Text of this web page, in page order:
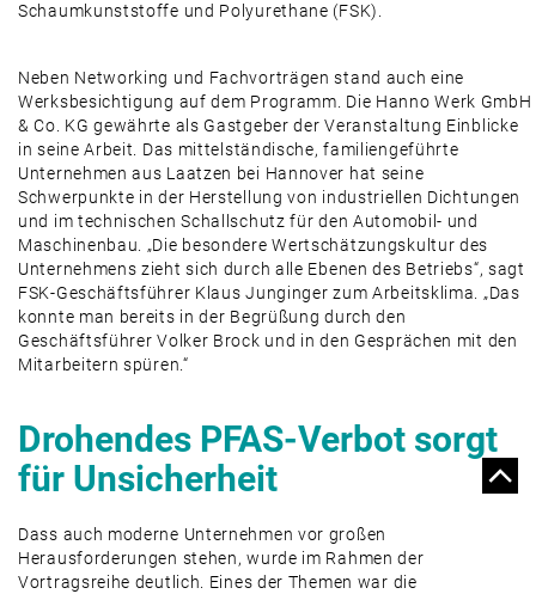
Schaumkunststoffe und Polyurethane (FSK).
Neben Networking und Fachvorträgen stand auch eine
Werksbesichtigung auf dem Programm. Die Hanno Werk GmbH
& Co. KG gewährte als Gastgeber der Veranstaltung Einblicke
in seine Arbeit. Das mittelständische, familiengeführte
Unternehmen aus Laatzen bei Hannover hat seine
Schwerpunkte in der Herstellung von industriellen Dichtungen
und im technischen Schallschutz für den Automobil- und
Maschinenbau. „Die besondere Wertschätzungskultur des
Unternehmens zieht sich durch alle Ebenen des Betriebs“, sagt
FSK-Geschäftsführer Klaus Junginger zum Arbeitsklima. „Das
konnte man bereits in der Begrüßung durch den
Geschäftsführer Volker Brock und in den Gesprächen mit den
Mitarbeitern spüren.“
Drohendes PFAS-Verbot sorgt
für Unsicherheit
Dass auch moderne Unternehmen vor großen
Herausforderungen stehen, wurde im Rahmen der
Vortragsreihe deutlich. Eines der Themen war die